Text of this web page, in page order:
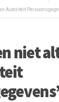
Autoriteit
niet